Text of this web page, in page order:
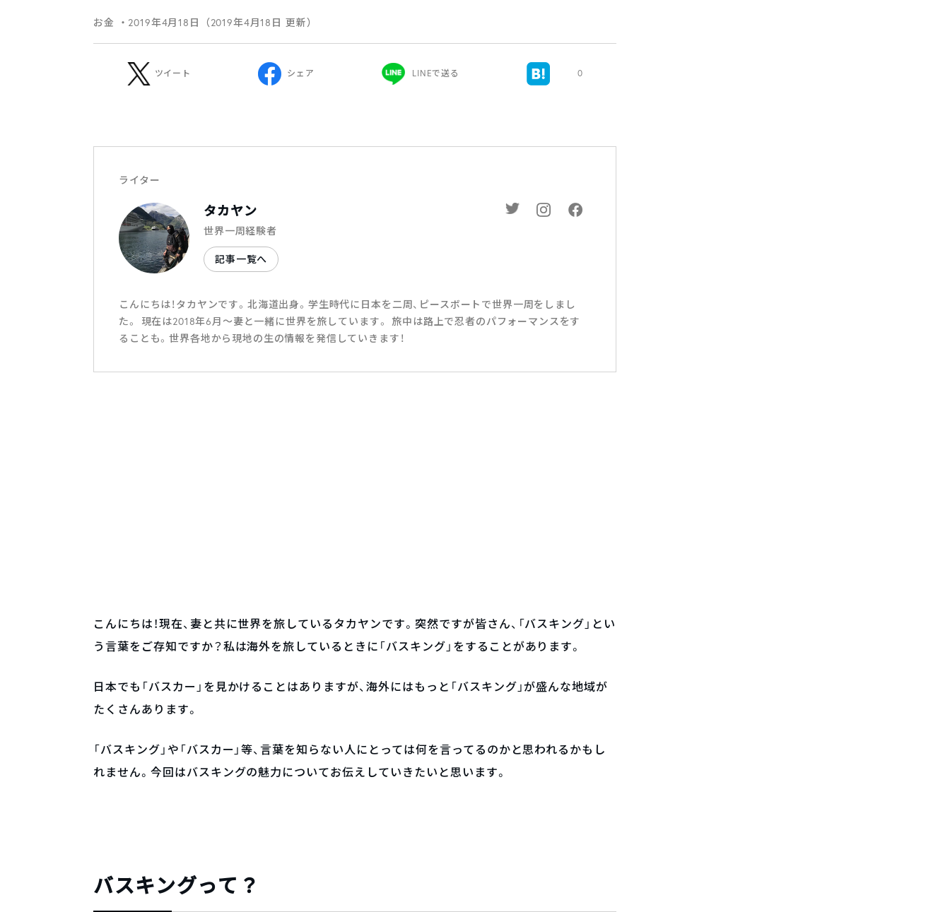
お金 ・2019年4月18日（2019年4月18日 更新）
ツイート シェア LINEで送る 0
ライター
タカヤン
世界一周経験者
記事一覧へ
こんにちは！タカヤンです。北海道出身。学生時代に日本を二周、ピースボートで世界一周をしまし
た。 現在は2018年6月～妻と一緒に世界を旅しています。 旅中は路上で忍者のパフォーマンスをす
ることも。世界各地から現地の生の情報を発信していきます！
こんにちは！現在、妻と共に世界を旅しているタカヤンです。突然ですが皆さん、「バスキング」とい
う言葉をご存知ですか？私は海外を旅しているときに「バスキング」をすることがあります。
日本でも「バスカー」を見かけることはありますが、海外にはもっと「バスキング」が盛んな地域が
たくさんあります。
「バスキング」や「バスカー」等、言葉を知らない人にとっては何を言ってるのかと思われるかもし
れません。今回はバスキングの魅力についてお伝えしていきたいと思います。
バスキングって？